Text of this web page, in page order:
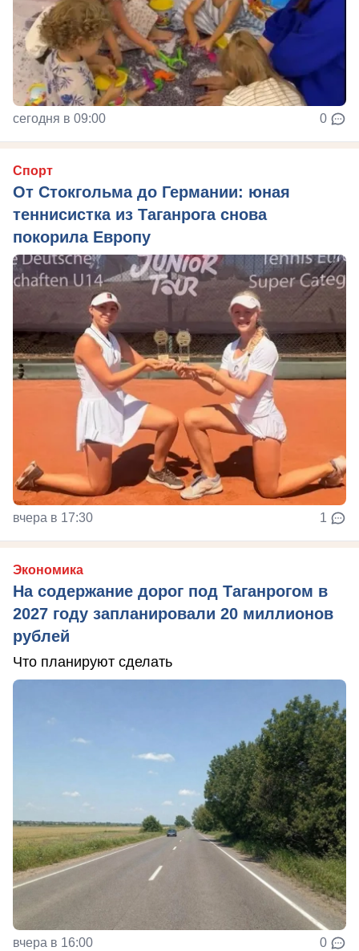
сегодня в 09:00 0
Спорт
От Стокгольма до Германии: юная
теннисистка из Таганрога снова
покорила Европу
вчера в 17:30 1
Экономика
На содержание дорог под Таганрогом в
2027 году запланировали 20 миллионов
рублей
Что планируют сделать
вчера в 16:00 0